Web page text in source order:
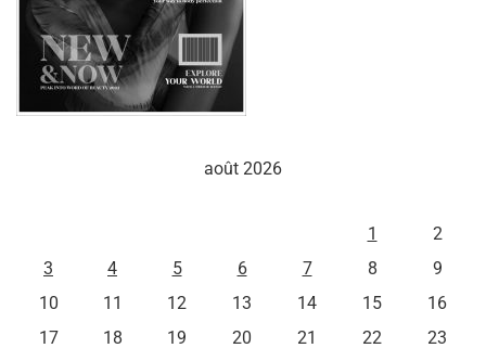
août 2026
1
2
3
4 5 6 7 8
9
10
11 12 13 14 15
16
17
18 19 20 21 22
23